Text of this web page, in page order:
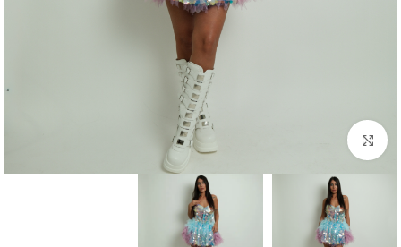
Click to enlarge